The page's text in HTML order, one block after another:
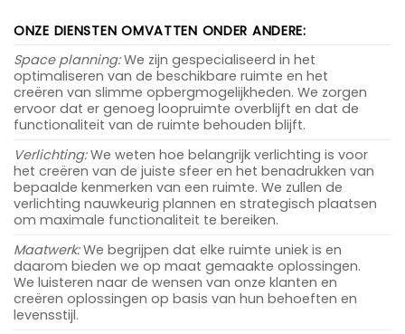
ONZE DIENSTEN OMVATTEN ONDER ANDERE:
Space planning:We zijn gespecialiseerd in het
optimaliseren van de beschikbare ruimte en het
creëren van slimme opbergmogelijkheden. We zorgen
ervoor dat er genoeg loopruimte overblijft en dat de
functionaliteit van de ruimte behouden blijft.
Verlichting:We weten hoe belangrijk verlichting is voor
het creëren van de juiste sfeer en het benadrukken van
bepaalde kenmerken van een ruimte. We zullen de
verlichting nauwkeurig plannen en strategisch plaatsen
om maximale functionaliteit te bereiken.
Maatwerk:We begrijpen dat elke ruimte uniek is en
daarom bieden we op maat gemaakte oplossingen.
We luisteren naar de wensen van onze klanten en
creëren oplossingen op basis van hun behoeften en
levensstijl.